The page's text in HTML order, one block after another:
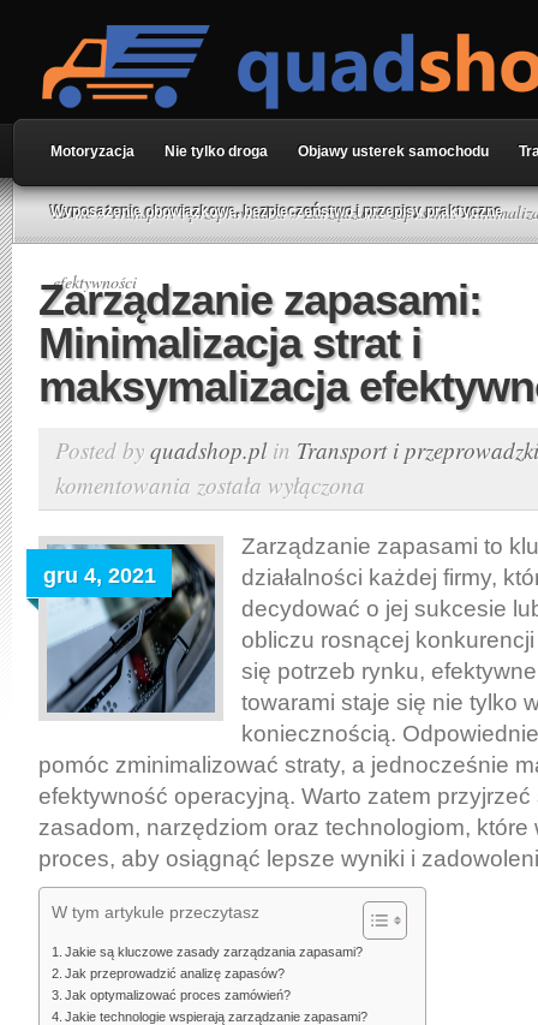
Motoryzacja Nie tylko droga Objawy usterek samochodu
Wyposażenie obowiązkowe, bezpieczeństwo i przepisy praktyczne
Home»Transport i przeprowadzki» Zarządzanie zapasami:
efektywności
Zarządzanie zapasami:
Minimalizacja strat i
maksymalizacja
Posted by quadshop.plin Transport i przeprowadzki
komentowania Zarządzanie
zapasami:
Minimalizacja
strat
i
maksymalizacja
efektywności
została wyłączona
gru 4, 2021
Zarządzanie zapasami to
działalności każdej firmy,
decydować o jej sukcesie
obliczu rosnącej
się potrzeb rynku,
towarami staje się nie tylko
koniecznością.
pomóc zminimalizować straty, a jednocześnie
efektywność operacyjną. Warto zatem
zasadom, narzędziom oraz technologiom, które
proces, aby osiągnąć lepsze wyniki i
W tym artykule przeczytasz
Jakie są kluczowe zasady zarządzania zapasami?
Jak przeprowadzić analizę zapasów?
Jak optymalizować proces zamówień?
Jakie technologie wspierają zarządzanie zapasami?